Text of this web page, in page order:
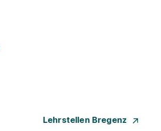
Lehrstellen Bregenz